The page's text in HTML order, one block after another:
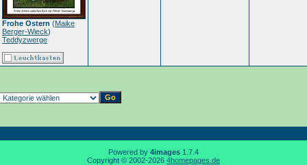
Frohe Ostern (Maike
Berger-Wieck)
Teddyzwerge
Powered by 4images 1.7.4
Copyright © 2002-2026 4homepages.de